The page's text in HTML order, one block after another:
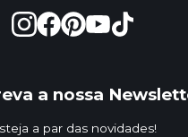
a nossa
a par das novidades!